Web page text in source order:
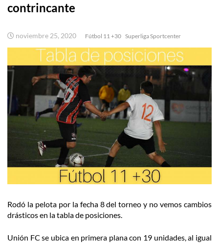
contrincante
noviembre 25, 2020 Fútbol 11 +30 Superliga Sportcenter
Rodó la pelota por la fecha 8 del torneo y no vemos cambios
drásticos en la tabla de posiciones.
Unión FC se ubica en primera plana con 19 unidades, al igual